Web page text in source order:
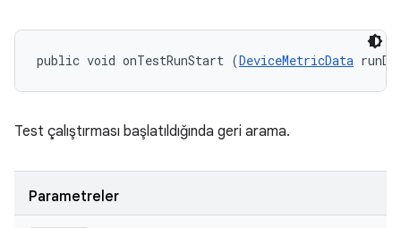
public void onTestRunStart (DeviceMetricData
Test çalıştırması başlatıldığında geri arama.
Parametreler